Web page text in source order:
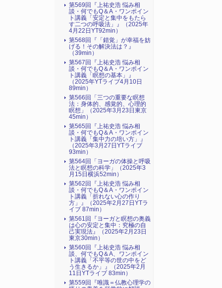
第569回『上祐史浩 悩み相
談・何でもQ＆A・ワンポイン
ト講義「安定と集中をもたら
す二つの呼吸法」』（2025年
4月22日YT92min）
第568回『「錯覚」が幸福を妨
げる！その解決法は？』
（39min）
第567回『上祐史浩 悩み相
談・何でもQ＆A・ワンポイン
ト講義「瞑想の基本」』
（2025年YTライブ4月10日
89min）
第566回「三つの重要な瞑想
法：身体的、感覚的、心理的
瞑想」（2025年3月23日東京
45min）
第565回『上祐史浩 悩み相
談・何でもQ＆A・ワンポイン
ト講義「集中力の培い方」』
（2025年3月27日YTライブ
93min）
第564回「ヨーガの体操と呼吸
法と瞑想の科学」（2025年3
月15日横浜52min）
第562回『上祐史浩 悩み相
談・何でもQ＆A・ワンポイン
ト講義「折れない心の作り
方」』（2025年2月27日YTラ
イブ 87min）
第561回『ヨーガと瞑想の奥義
は心の安定と集中：究極の自
己実現法』（2025年2月23日
東京30min）
第560回『上祐史浩 悩み相
談、何でもQ＆A、ワンポイン
ト講義「不平等の世の中をど
う生きるか」』（2025年2月
11日YTライブ 83min）
第559回『唯識＝仏教心理学の